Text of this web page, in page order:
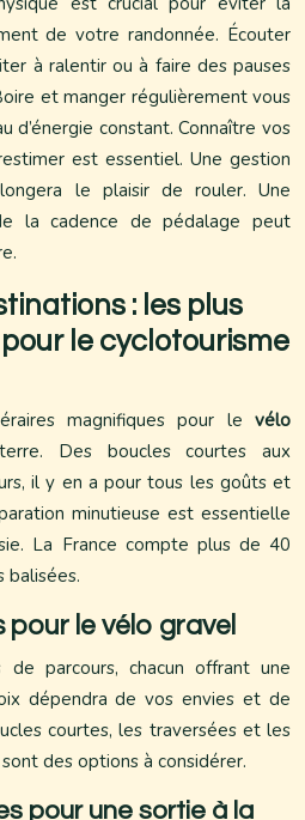
de votre randonnée. Écouter
à ralentir ou à faire des pauses
et manger régulièrement vous
d’énergie constant. Connaître vos
est essentiel. Une gestion
le plaisir de rouler. Une
la cadence de pédalage peut
: les plus
le cyclotourisme
magnifiques pour le vélo
Des boucles courtes aux
il y en a pour tous les goûts et
minutieuse est essentielle
La France compte plus de 40
balisées.
pour le vélo gravel
parcours, chacun offrant une
dépendra de vos envies et de
courtes, les traversées et les
des options à considérer.
pour une sortie à la